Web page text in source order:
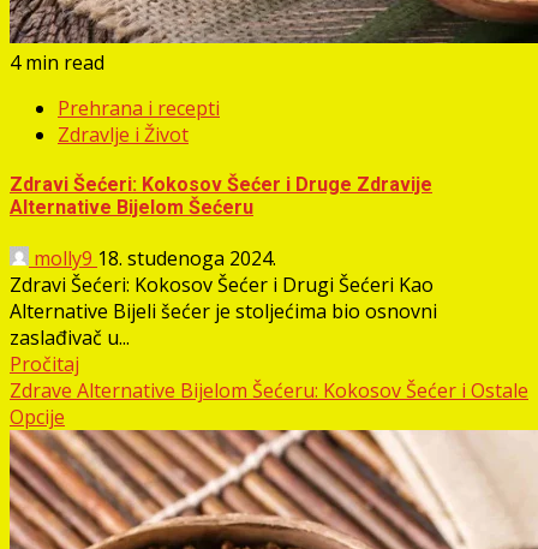
4 min read
Prehrana i recepti
Zdravlje i Život
Zdravi Šećeri: Kokosov Šećer i Druge Zdravije
Alternative Bijelom Šećeru
molly9 18. studenoga 2024.
Zdravi Šećeri: Kokosov Šećer i Drugi Šećeri Kao
Alternative Bijeli šećer je stoljećima bio osnovni
zaslađivač u...
Pročitaj
Zdrave Alternative Bijelom Šećeru: Kokosov Šećer i Ostale
Opcije